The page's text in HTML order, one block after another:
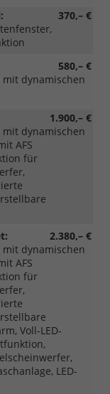
370,– €
580,– €
mit dynamischen
1.900,– €
mit dynamischen
AFS
für
2.380,– €
mit dynamischen
AFS
für
Voll-LED-
LED-